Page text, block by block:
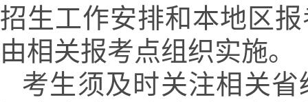
招生工作安排和本地区
由相关报考点组织实施。
考生须及时关注相关